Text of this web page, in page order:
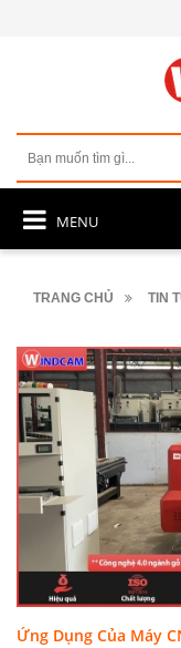
MENU
TRANG CHỦ TIN
Ứng Dụng Của Máy